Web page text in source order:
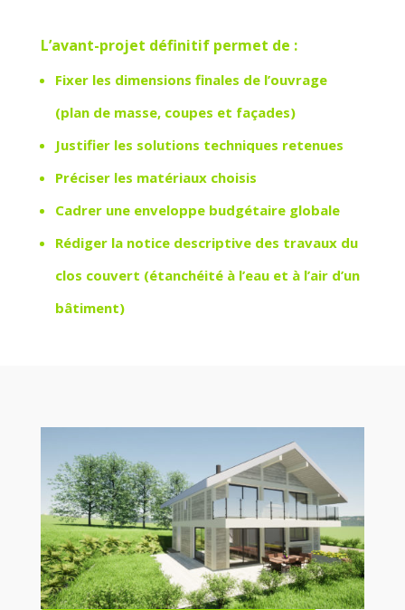
L’avant-projet définitif permet de :
Fixer les dimensions finales de l’ouvrage
(plan de masse, coupes et façades)
Justifier les solutions techniques retenues
Préciser les matériaux choisis
Cadrer une enveloppe budgétaire globale
Rédiger la notice descriptive des travaux du
clos couvert (étanchéité à l’eau et à l’air d’un
bâtiment)